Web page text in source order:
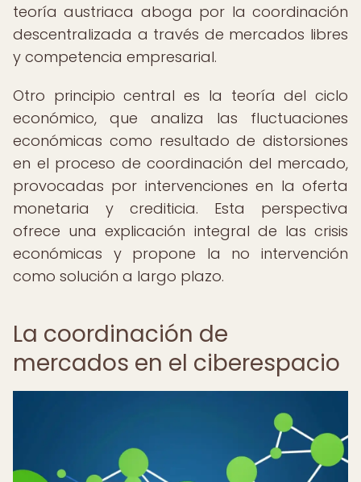
teoría austriaca aboga por la coordinación
descentralizada a través de mercados libres
y competencia empresarial.
Otro principio central es la teoría del ciclo
económico, que analiza las fluctuaciones
económicas como resultado de distorsiones
en el proceso de coordinación del mercado,
provocadas por intervenciones en la oferta
monetaria y crediticia. Esta perspectiva
ofrece una explicación integral de las crisis
económicas y propone la no intervención
como solución a largo plazo.
La coordinación de
mercados en el ciberespacio